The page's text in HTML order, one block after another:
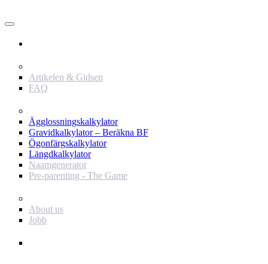
Artikelen & Gidsen
FAQ
Ägglossningskalkylator
Gravidkalkylator – Beräkna BF
Ögonfärgskalkylator
Längdkalkylator
Naamgenerator
Pre-parenting - The Game
About us
Jobb